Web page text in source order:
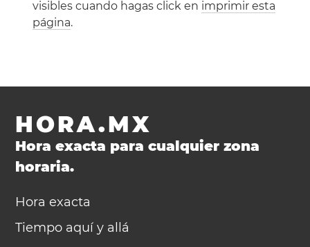
visibles cuando hagas click en imprimir esta
página.
HORA.MX
Hora exacta para cualquier zona
horaria.
Hora exacta
Tiempo aquí y allá